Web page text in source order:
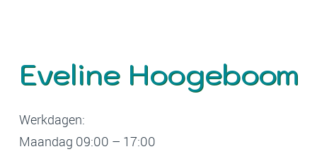
Eveline Hoogeboom
Werkdagen:
Maandag 09:00 – 17:00